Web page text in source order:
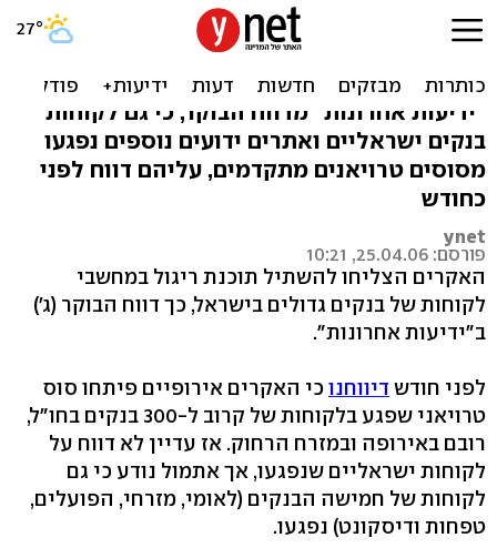
גם משתמשי בנקים בישראל
נפגעו מסוס טרויאני
"ידיעות אחרונות" מדווח הבוקר, כי גם לקוחות
בנקים ישראליים ואתרים ידועים נוספים נפגעו
מסוסים טרויאנים מתקדמים, עליהם דווח לפני
כחודש
ynet
פורסם: 25.04.06, 10:21
האקרים הצליחו להשתיל תוכנת ריגול במחשבי
לקוחות של בנקים גדולים בישראל, כך דווח הבוקר (ג')
ב"ידיעות אחרונות".
לפני חודש דיווחנוכי האקרים אירופיים פיתחו סוס
טרויאני שפגע בלקוחות של קרוב ל-300 בנקים בחו"ל,
רובם באירופה ובמזרח הרחוק. אז עדיין לא דווח על
לקוחות ישראליים שנפגעו, אך אתמול נודע כי גם
לקוחות של חמישה הבנקים (לאומי, מזרחי, הפועלים,
טפחות ודיסקונט) נפגעו.